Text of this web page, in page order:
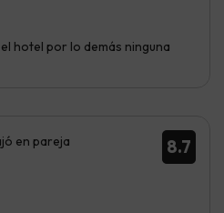
hotel por lo demás ninguna
8.7
en pareja